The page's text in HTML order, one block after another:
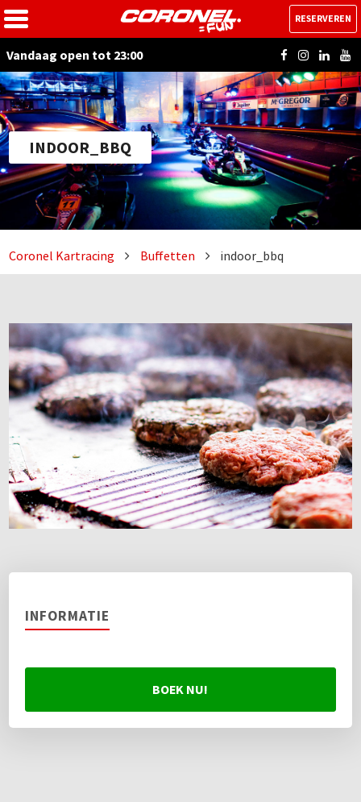
Vandaag open tot 23:00
RESERVEREN
INDOOR_BBQ
Coronel Kartracing Buffetten indoor_bbq
INFORMATIE
BOEK NU!